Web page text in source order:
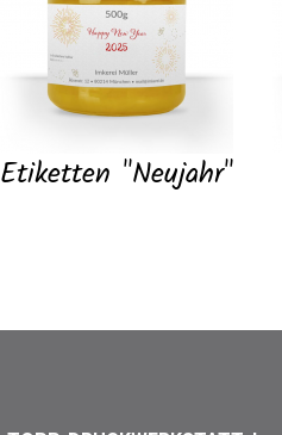
Etiketten "Neujahr"